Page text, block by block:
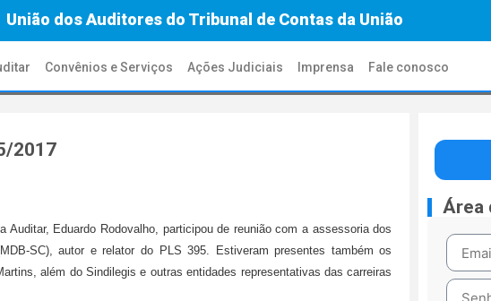
União dos Auditores do Tribunal de Contas da União
Convênios e Serviços Ações Judiciais Imprensa Fale conosco
2017
Eduardo Rodovalho, participou de reunião com a assessoria dos
SC), autor e relator do PLS 395. Estiveram presentes também os
além do Sindilegis e outras entidades representativas das carreiras
Área